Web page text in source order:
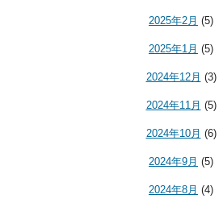
2025年2月 (5)
2025年1月 (5)
2024年12月 (3)
2024年11月 (5)
2024年10月 (6)
2024年9月 (5)
2024年8月 (4)